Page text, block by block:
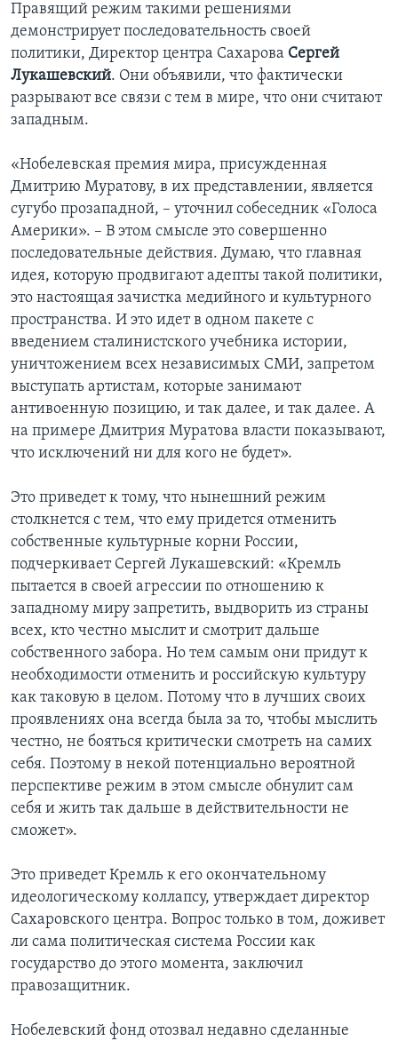
Правящий режим такими решениями
демонстрирует последовательность своей
политики, Директор центра Сахарова Сергей
Лукашевский. Они объявили, что фактически
разрывают все связи с тем в мире, что они считают
западным.
«Нобелевская премия мира, присужденная
Дмитрию Муратову, в их представлении, является
сугубо прозападной, – уточнил собеседник «Голоса
Америки». – В этом смысле это совершенно
последовательные действия. Думаю, что главная
идея, которую продвигают адепты такой политики,
это настоящая зачистка медийного и культурного
пространства. И это идет в одном пакете с
введением сталинистского учебника истории,
уничтожением всех независимых СМИ, запретом
выступать артистам, которые занимают
антивоенную позицию, и так далее, и так далее. А
на примере Дмитрия Муратова власти показывают,
что исключений ни для кого не будет».
Это приведет к тому, что нынешний режим
столкнется с тем, что ему придется отменить
собственные культурные корни России,
подчеркивает Сергей Лукашевский: «Кремль
пытается в своей агрессии по отношению к
западному миру запретить, выдворить из страны
всех, кто честно мыслит и смотрит дальше
собственного забора. Но тем самым они придут к
необходимости отменить и российскую культуру
как таковую в целом. Потому что в лучших своих
проявлениях она всегда была за то, чтобы мыслить
честно, не бояться критически смотреть на самих
себя. Поэтому в некой потенциально вероятной
перспективе режим в этом смысле обнулит сам
себя и жить так дальше в действительности не
сможет».
Это приведет Кремль к его окончательному
идеологическому коллапсу, утверждает директор
Сахаровского центра. Вопрос только в том, доживет
ли сама политическая система России как
государство до этого момента, заключил
правозащитник.
Нобелевский фонд отозвал недавно сделанные